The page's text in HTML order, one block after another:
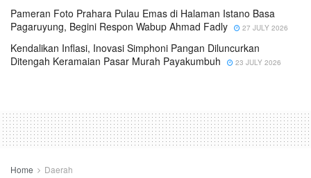
Pameran Foto Prahara Pulau Emas di Halaman Istano Basa
Pagaruyung, Begini Respon Wabup Ahmad Fadly
27 JULY 2026
Kendalikan Inflasi, Inovasi Simphoni Pangan Diluncurkan
Ditengah Keramaian Pasar Murah Payakumbuh
23 JULY 2026
Home Daerah